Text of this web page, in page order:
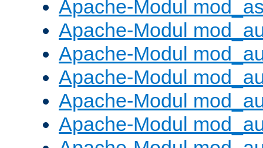
Apache-Modul
Apache-Modul
Apache-Modul
Apache-Modul
Apache-Modul
Apache-Modul